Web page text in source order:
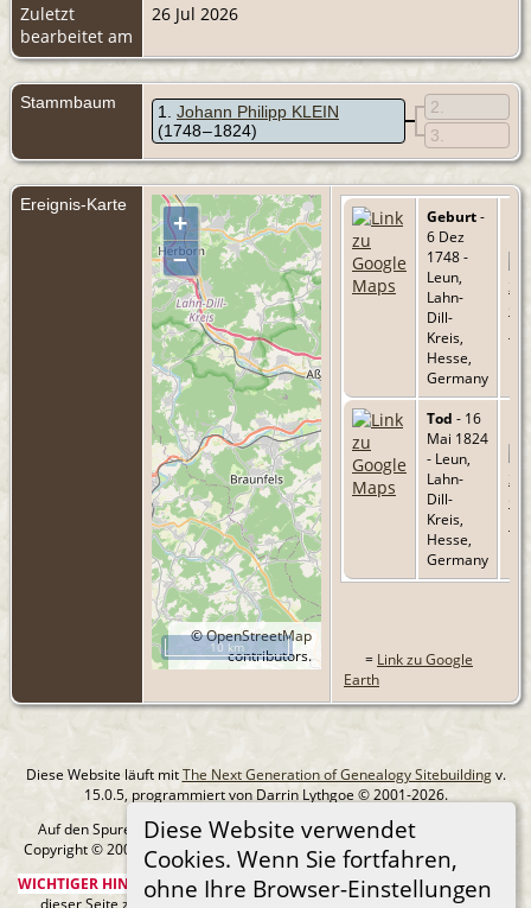
Diese Website verwendet
Cookies. Wenn Sie fortfahren,
ohne Ihre Browser-Einstellungen
Zuletzt
bearbeitet am
26 Jul 2026
Stammbaum 1
Johann Philipp KLEIN
(1748 – 1824)
2
3
Ereignis-Karte
+
–
©OpenStreetMap
contributors.
10 km
Geburt-
6 Dez
1748 -
Leun,
Lahn-
Dill-
Kreis,
Hesse,
Germany
Tod - 16
Mai 1824
- Leun,
Lahn-
Dill-
Kreis,
Hesse,
Germany
= Link zu Google
Earth
Diese Website läuft mitThe Next Generation of Genealogy Sitebuildingv.
15.0.5, programmiert von Darrin Lythgoe © 2001-2026.
Auf den Spuren meiner Ahnen - erstellt und betreut vonMIchael Klein
Copyright © 2005-2026 Alle Rechte vorbehalten. |
Datenschutzerklärung
WICHTIGER HINWEIS:Sie sind nicht berechtigt, diese Seite oder Bilder von
dieser Seite zu Ancestry.com oder anderen kommerziellen Websites